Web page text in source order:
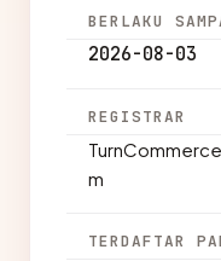
BERLAKU
2026-08-03
REGISTRAR
m
TERDAFTAR